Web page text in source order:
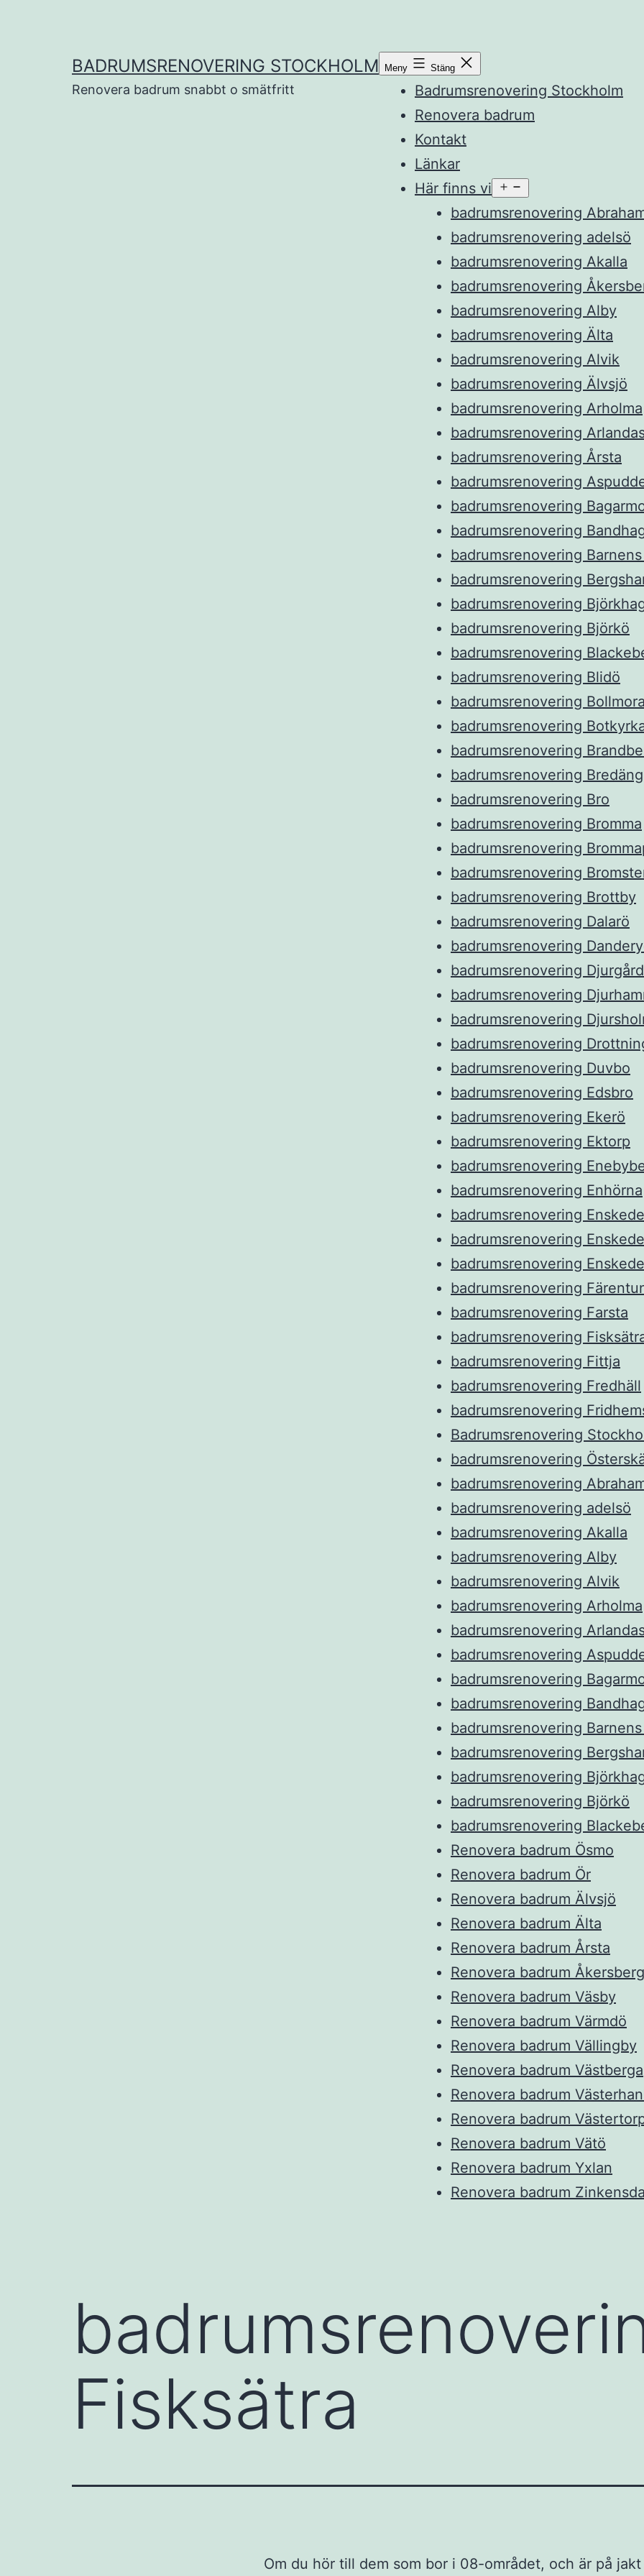
BADRUMSRENOVERING STOCKHOLM
Renovera badrum snabbt o smätfritt
Meny Stäng
Badrumsrenovering Stockholm
Renovera badrum
Kontakt
Länkar
Här finns vi
meny
badrumsrenovering
badrumsrenovering adelsö
badrumsrenovering Akalla
badrumsrenovering
badrumsrenovering Alby
badrumsrenovering Älta
badrumsrenovering Alvik
badrumsrenovering Älvsjö
badrumsrenovering Arholma
badrumsrenovering
badrumsrenovering Årsta
badrumsrenovering
badrumsrenovering
badrumsrenovering
badrumsrenovering Barnens
badrumsrenovering
badrumsrenovering
badrumsrenovering Björkö
badrumsrenovering
badrumsrenovering Blidö
badrumsrenovering Bollmora
badrumsrenovering
badrumsrenovering
badrumsrenovering Bredäng
badrumsrenovering Bro
badrumsrenovering Bromma
badrumsrenovering
badrumsrenovering
badrumsrenovering Brottby
badrumsrenovering Dalarö
badrumsrenovering
badrumsrenovering
badrumsrenovering
badrumsrenovering
badrumsrenovering
badrumsrenovering Duvbo
badrumsrenovering Edsbro
badrumsrenovering Ekerö
badrumsrenovering Ektorp
badrumsrenovering
badrumsrenovering Enhörna
badrumsrenovering Enskede
badrumsrenovering
badrumsrenovering
badrumsrenovering
badrumsrenovering Farsta
badrumsrenovering
badrumsrenovering Fittja
badrumsrenovering Fredhäll
badrumsrenovering
Badrumsrenovering
badrumsrenovering
badrumsrenovering
badrumsrenovering adelsö
badrumsrenovering Akalla
badrumsrenovering Alby
badrumsrenovering Alvik
badrumsrenovering Arholma
badrumsrenovering
badrumsrenovering
badrumsrenovering
badrumsrenovering
badrumsrenovering Barnens
badrumsrenovering
badrumsrenovering
badrumsrenovering Björkö
badrumsrenovering
Renovera badrum Ösmo
Renovera badrum Ör
Renovera badrum Älvsjö
Renovera badrum Älta
Renovera badrum Årsta
Renovera badrum
Renovera badrum Väsby
Renovera badrum Värmdö
Renovera badrum Vällingby
Renovera badrum Västberga
Renovera badrum
Renovera badrum
Renovera badrum Vätö
Renovera badrum Yxlan
Renovera badrum
Fisksätra
Om du hör till dem som bor i 08-området, och är på